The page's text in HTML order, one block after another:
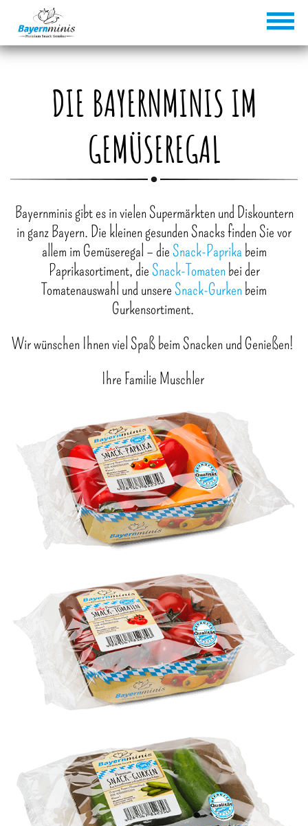
DIE BAYERNMINIS IM
GEMÜSEREGAL
Bayernminis gibt es in vielen Supermärkten und Diskountern
in ganz Bayern. Die kleinen gesunden Snacks finden Sie vor
allem im Gemüseregal – die Snack-Paprika beim
Paprikasortiment, die Snack-Tomatenbei der
Tomatenauswahl und unsere Snack-Gurkenbeim
Gurkensortiment.
Wir wünschen Ihnen viel Spaß beim Snacken und Genießen!
Ihre Familie Muschler